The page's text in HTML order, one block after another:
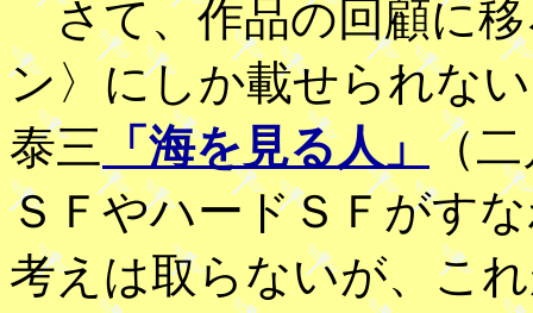
さて、作品の回顧に
ン〉にしか載せられな
泰三 「海を見る人」
（
ＳＦやハードＳＦがす
考えは取らないが、こ